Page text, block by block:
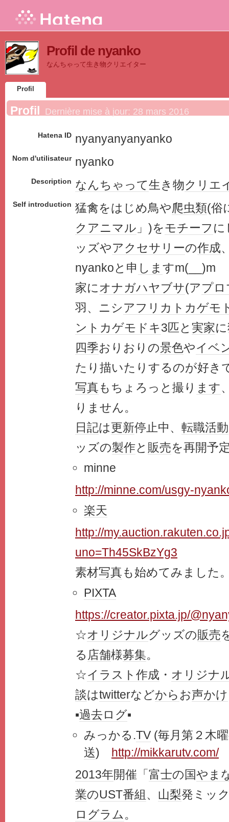
Profil de nyanko
なんちゃって生き物クリエイター
Profil
Profil Dernière mise à jour: 28 mars 2016
Hatena ID nyanyanyanyanko
Nom d'utilisateur nyanko
Description なんちゃって生き物クリエ
Self introduction 猛禽をはじめ鳥や爬虫類(俗
クアニマル 」)をモチーフ に
ッズやアクセサリーの作成
nyankoと申 しま すm(__)m
家にオナガハヤブサ(アプロ
羽、ニシアフリカ トカゲモ
ントカゲモドキ3匹と 実家
四季おりおりの景色やイベ
たり描いたりするのが好き
写真もちょろっと撮り ます
りません。
日記は更新停止中、 転職活動
ッズの製作と 販売を再開予
minne
http://minne.com/usgy-
楽天
http://
uno=Th45SkBzYg3
素材写真も始めてみました
PIXTA
https://creator.pixta.jp/
☆オリジナルグッズの販売
る 店舗様募集。
☆イラスト 作成 ・ オリジナ
談はtwitterなどからお声かけ
▪️過去ログ▪️
みっかる.TV (毎月第２木
送)
http://mikkarutv.com/
2013年開催「 富士の国やま
業のUST番組 、 山梨発ミッ
ログラム。